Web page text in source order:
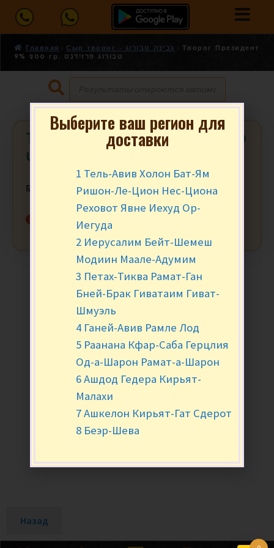
Главная Сыр творог - גבינה טבורוג
Творог Президент
9% 200 гр. טבורוג פרזידנט
Творог Президент 9% 200 гр. טבורוג
פרזידנט
₪ за уп.
Нет в наличии
Назад
Выберите ваш регион для
доставки
1 Тель-Авив Холон Бат-Ям
Ришон-Ле-Цион Нес-Циона
Реховот Явне Иехуд Ор-
Иегуда
2 Иерусалим Бейт-Шемеш
Модиин Маале-Адумим
3 Петах-Тиква Рамат-Ган
Бней-Брак Гиватаим Гиват-
Шмуэль
4 Ганей-Авив Рамле Лод
5 Раанана Кфар-Саба Герцлия
Од-а-Шарон Рамат-а-Шарон
6 Ашдод Гедера Кирьят-
Малахи
7 Ашкелон Кирьят-Гат Сдерот
8 Беэр-Шева